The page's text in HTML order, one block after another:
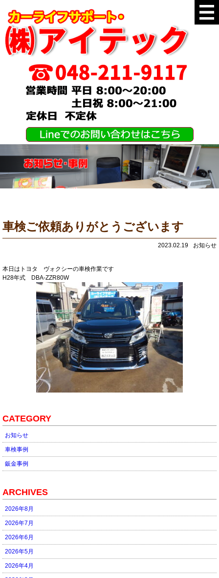
車検ご依頼ありがとうございます
2023.02.19 お知らせ
本日はトヨタ ヴォクシーの車検作業です
H28年式 DBA-ZZR80W
CATEGORY
お知らせ
車検事例
鈑金事例
ARCHIVES
2026年8月
2026年7月
2026年6月
2026年5月
2026年4月